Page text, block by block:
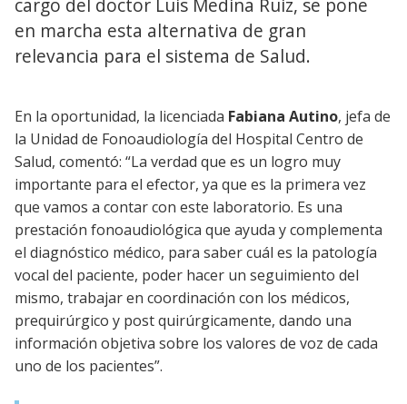
en marcha esta alternativa de gran
relevancia para el sistema de Salud.
En la oportunidad, la licenciada Fabiana Autino, jefa de
la Unidad de Fonoaudiología del Hospital Centro de
Salud, comentó: “La verdad que es un logro muy
importante para el efector, ya que es la primera vez
que vamos a contar con este laboratorio. Es una
prestación fonoaudiológica que ayuda y complementa
el diagnóstico médico, para saber cuál es la patología
vocal del paciente, poder hacer un seguimiento del
mismo, trabajar en coordinación con los médicos,
prequirúrgico y post quirúrgicamente, dando una
información objetiva sobre los valores de voz de cada
uno de los pacientes”.